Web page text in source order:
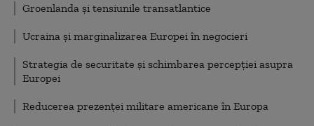
Groenlanda şi tensiunile transatlantice
Ucraina şi marginalizarea Europei în negocieri
Strategia de securitate şi schimbarea percepţiei asupra
Europei
Reducerea prezenţei militare americane în Europa